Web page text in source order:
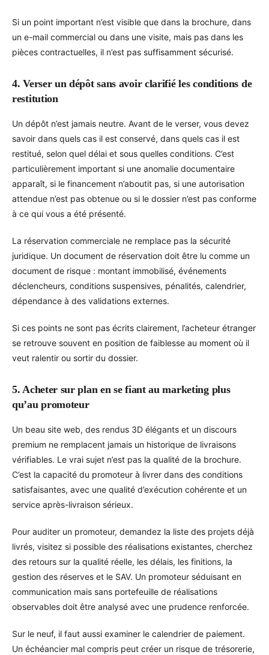
Si un point important n’est visible que dans la brochure, dans
un e-mail commercial ou dans une visite, mais pas dans les
pièces contractuelles, il n’est pas suffisamment sécurisé.
4. Verser un dépôt sans avoir clarifié les conditions de
restitution
Un dépôt n’est jamais neutre. Avant de le verser, vous devez
savoir dans quels cas il est conservé, dans quels cas il est
restitué, selon quel délai et sous quelles conditions. C’est
particulièrement important si une anomalie documentaire
apparaît, si le financement n’aboutit pas, si une autorisation
attendue n’est pas obtenue ou si le dossier n’est pas conforme
à ce qui vous a été présenté.
La réservation commerciale ne remplace pas la sécurité
juridique. Un document de réservation doit être lu comme un
document de risque : montant immobilisé, événements
déclencheurs, conditions suspensives, pénalités, calendrier,
dépendance à des validations externes.
Si ces points ne sont pas écrits clairement, l’acheteur étranger
se retrouve souvent en position de faiblesse au moment où il
veut ralentir ou sortir du dossier.
5. Acheter sur plan en se fiant au marketing plus
qu’au promoteur
Un beau site web, des rendus 3D élégants et un discours
premium ne remplacent jamais un historique de livraisons
vérifiables. Le vrai sujet n’est pas la qualité de la brochure.
C’est la capacité du promoteur à livrer dans des conditions
satisfaisantes, avec une qualité d’exécution cohérente et un
service après-livraison sérieux.
Pour auditer un promoteur, demandez la liste des projets déjà
livrés, visitez si possible des réalisations existantes, cherchez
des retours sur la qualité réelle, les délais, les finitions, la
gestion des réserves et le SAV. Un promoteur séduisant en
communication mais sans portefeuille de réalisations
observables doit être analysé avec une prudence renforcée.
Sur le neuf, il faut aussi examiner le calendrier de paiement.
Un échéancier mal compris peut créer un risque de trésorerie,